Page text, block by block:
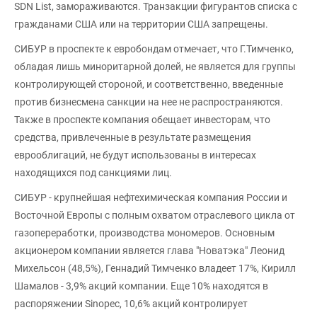
SDN List, замораживаются. Транзакции фигурантов списка с
гражданами США или на территории США запрещены.
СИБУР в проспекте к евробондам отмечает, что Г.Тимченко,
обладая лишь миноритарной долей, не является для группы
контролирующей стороной, и соответственно, введенные
против бизнесмена санкции на нее не распространяются.
Также в проспекте компания обещает инвесторам, что
средства, привлеченные в результате размещения
еврооблигаций, не будут использованы в интересах
находящихся под санкциями лиц.
СИБУР - крупнейшая нефтехимическая компания России и
Восточной Европы с полным охватом отраслевого цикла от
газопереработки, производства мономеров. Основным
акционером компании является глава "Новатэка" Леонид
Михельсон (48,5%), Геннадий Тимченко владеет 17%, Кирилл
Шамалов - 3,9% акций компании. Еще 10% находятся в
распоряжении Sinopec, 10,6% акций контролирует